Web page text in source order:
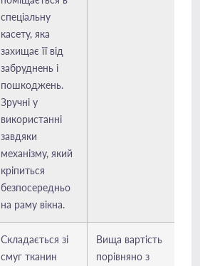
спеціальну
касету, яка
захищає її від
забруднень і
пошкоджень.
Зручні у
використанні
завдяки
механізму, який
кріпиться
безпосередньо
на раму вікна.
Складається зі
смуг тканин
Вища вартість
порівняно з